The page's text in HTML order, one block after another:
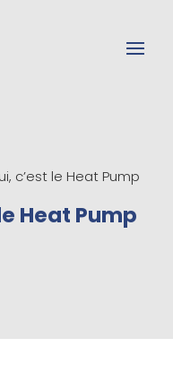
c’est le Heat Pump
Heat Pump